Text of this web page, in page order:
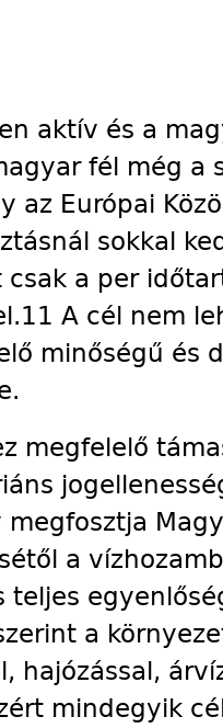
aktív és a
fél még a
az Európai
sokkal
a per
A cél nem
minőségű és
megfelelő
a
teljes
a
hajózással,
mindegyik